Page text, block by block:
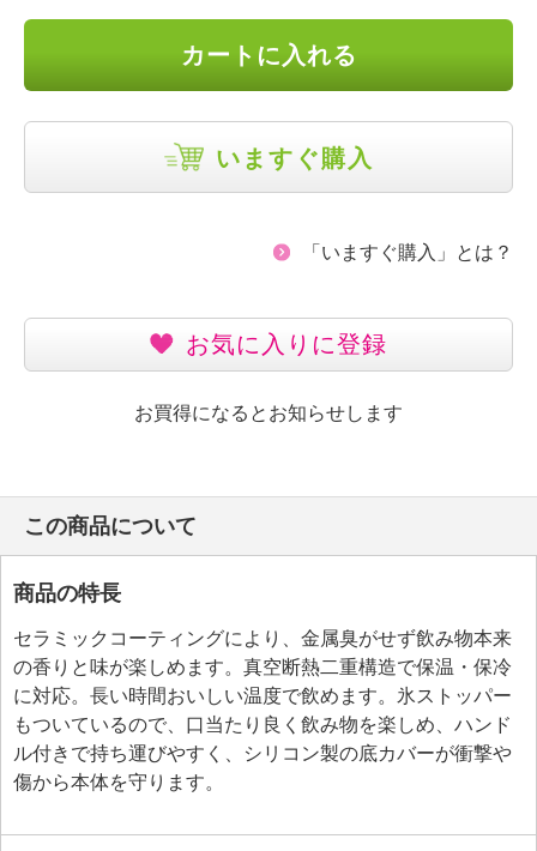
カートに入れる
いますぐ購入
「いますぐ購入」とは？
お気に入りに登録
お買得になるとお知らせします
この商品について
商品の特長
セラミックコーティングにより、金属臭がせず飲み物本来
の香りと味が楽しめます。真空断熱二重構造で保温・保冷
に対応。長い時間おいしい温度で飲めます。氷ストッパー
もついているので、口当たり良く飲み物を楽しめ、ハンド
ル付きで持ち運びやすく、シリコン製の底カバーが衝撃や
傷から本体を守ります。